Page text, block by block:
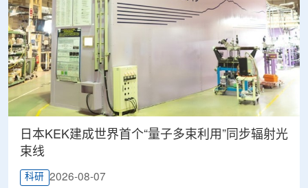
日本KEK建成世界首个“量子多束利用”同步辐射光
束线
科研 2026-08-07